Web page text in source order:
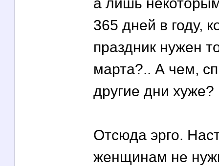
365 дней в году,
праздник нужен
марта?.. А чем,
другие дни хуже?
Отсюда эрго.
женщинам не